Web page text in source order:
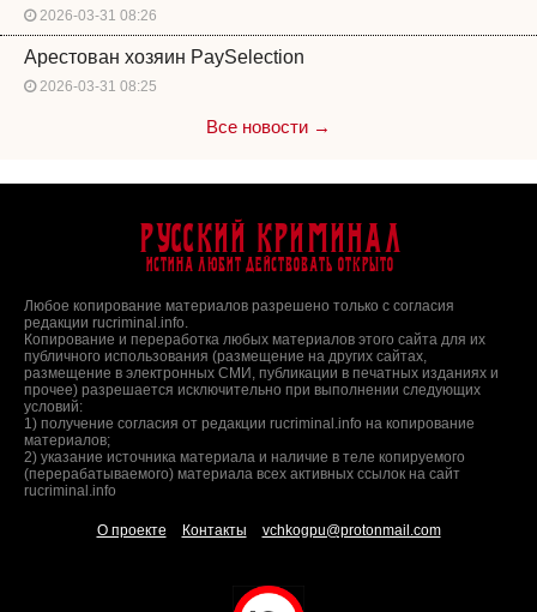
2026-03-31 08:26
Арестован хозяин PaySelection
2026-03-31 08:25
Все новости →
Русский Криминал
Истина любит действовать открыто
Любое копирование материалов разрешено только с согласия
редакции rucriminal.info.
Копирование и переработка любых материалов этого сайта для их
публичного использования (размещение на других сайтах,
размещение в электронных СМИ, публикации в печатных изданиях и
прочее) разрешается исключительно при выполнении следующих
условий:
1) получение согласия от редакции rucriminal.info на копирование
материалов;
2) указание источника материала и наличие в теле копируемого
(перерабатываемого) материала всех активных ссылок на сайт
rucriminal.info
О проекте Контакты vchkogpu@protonmail.com